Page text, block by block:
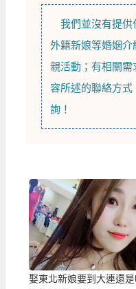
我們並沒有提供
外籍新娘等婚姻介
親活動；有相關
容所述的聯絡方
詢！
娶東北新娘要到大連還